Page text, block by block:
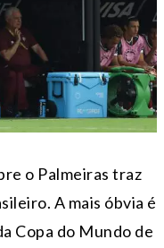
o Palmeiras traz
A mais óbvia é
Copa do Mundo de